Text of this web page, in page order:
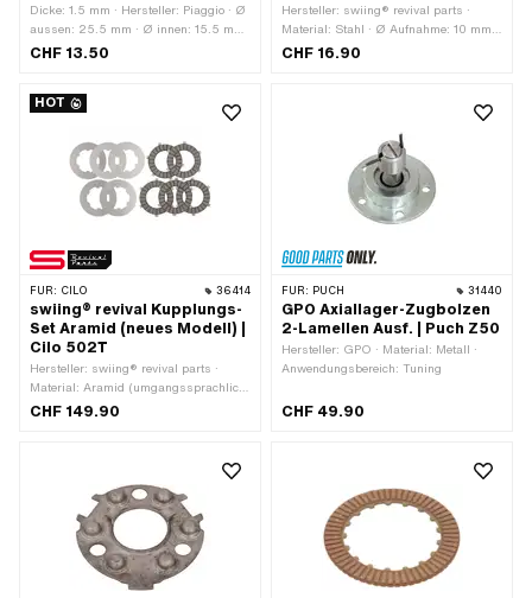
Dicke: 1.5 mm · Hersteller: Piaggio · Ø
aussen: 25.5 mm · Ø innen: 15.5 mm
· Anwendungsbereich: Original
CHF 13.50
Hersteller: swiing® revival parts ·
Material: Stahl · Ø Aufnahme: 10 mm ·
Farbe: silber · Ø aussen: 44.7 mm ·
(blau) · Anwendungsbereich: Standard
CHF 16.90
HOT
FÜR: CILO 36414
swiing® revival Kupplungs-
Set Aramid (neues Modell) |
Cilo 502T
Hersteller: swiing® revival parts ·
Material: Aramid (umgangssprachlich
bekannt als Kevlar) · Material: Stahl ·
CHF 149.90
FÜR: PUCH 31440
GPO Axiallager-Zugbolzen
2-Lamellen Ausf. | Puch Z50
Hersteller: GPO · Material: Metall ·
Anwendungsbereich: Tuning
CHF 49.90